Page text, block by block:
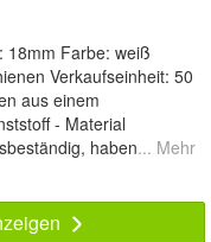
18mm Farbe: weiß
Verkaufseinheit: 50
aus einem
- Material
haben... Mehr